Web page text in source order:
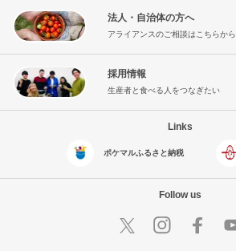
法人・自治体の方へ
アライアンスのご相談はこちらから
採用情報
生産者と食べる人をつなぎたい
Links
ポケマルふるさと納税
Follow us